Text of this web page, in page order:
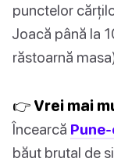
punctelor
Joacă până la
răstoarnă
👉 Vrei mai
Încearcă
băut brutal de